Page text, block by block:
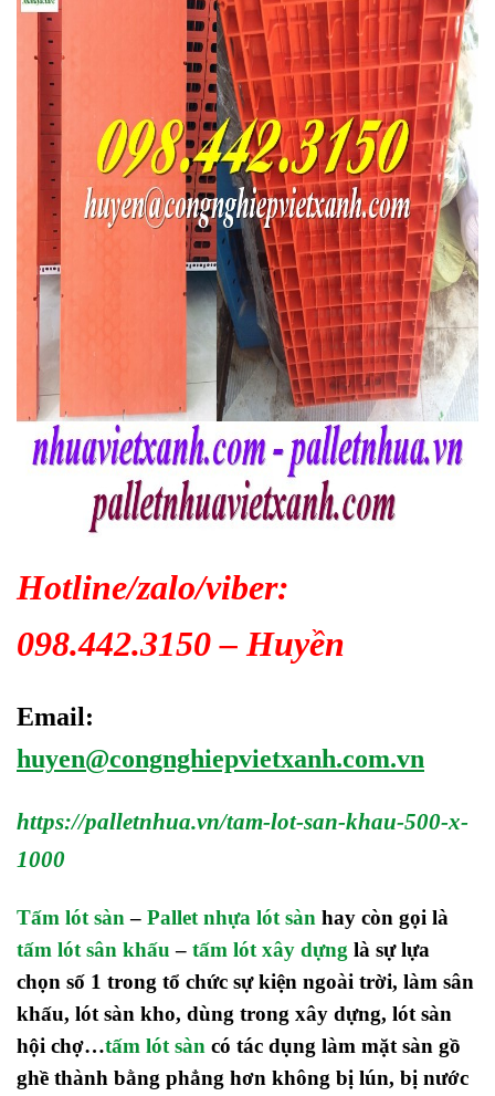
Hotline/zalo/viber:
098.442.3150 – Huyền
Email:
huyen@congnghiepvietxanh.com.vn
https://palletnhua.vn/tam-lot-san-khau-500-x-
1000
Tấm lót sàn – Pallet nhựa lót sàn hay còn gọi là
tấm lót sân khấu – tấm lót xây dựng là sự lựa
chọn số 1 trong tổ chức sự kiện ngoài trời, làm sân
khấu, lót sàn kho, dùng trong xây dựng, lót sàn
hội chợ…tấm lót sàn có tác dụng làm mặt sàn gồ
ghề thành bằng phẳng hơn không bị lún, bị nước